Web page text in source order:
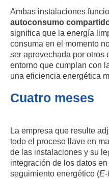
Ambas instalaciones
autoconsumo
significa que la energía
consuma en el momento
ser aprovechada por otros
entorno que cumplan con
una eficiencia energética
Cuatro meses
La empresa que resulte
todo el proceso llave en
de las instalaciones y su
integración de los datos
seguimiento energético (